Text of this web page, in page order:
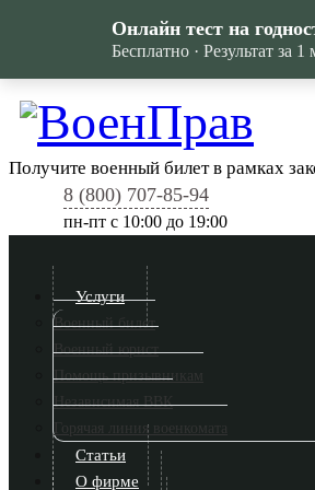
Получите военный билет в рамках
8 (800) 707-85-94
пн-пт c 10:00 до 19:00
Услуги
Военный билет
Военный юрист
Помощь призывникам
Независимая ВВК
Горячая линия военкомата
Статьи
О фирме
Онлайн тест на
Бесплатно · Результат за